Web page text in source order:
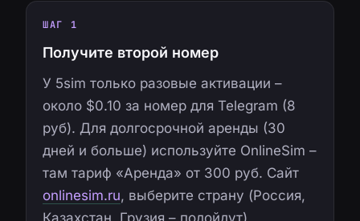
ШАГ 1
Получите второй номер
У 5sim только разовые активации –
около $0.10 за номер для Telegram (8
руб). Для долгосрочной аренды (30
дней и больше) используйте OnlineSim –
там тариф «Аренда» от 300 руб. Сайт
onlinesim.ru, выберите страну (Россия,
Казахстан, Грузия – подойдут),